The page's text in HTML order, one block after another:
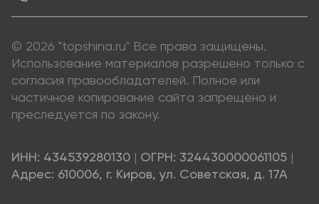
© 2026 "topshina.ru" Все права защищены.
Использование материалов разрешено только с
согласия правообладателей. Полное или
частичное копирование сайта запрещено и
преследуется по закону.
ИНН: 434539280130 ОГРН: 324430000061105
Адрес: 610006, г. Киров, ул. Советская, д. 17А